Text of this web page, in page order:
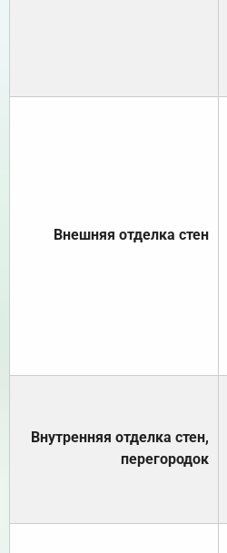
Внешняя отделка стен
Внутренняя отделка стен,
перегородок